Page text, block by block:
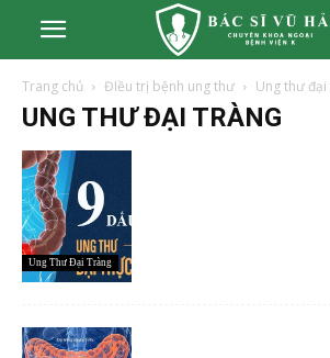
Trang chủ ĐIều trị bệnh ung thư Ung thư
UNG THƯ ĐẠI TRÀNG
Ung Thư Đại Tràng